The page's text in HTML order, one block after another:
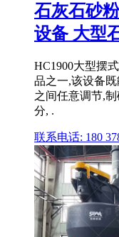
石灰石砂
设备 大型
HC1900大型摆
品之一,该设备既
之间任意调节,
分, .
联系电话: 180